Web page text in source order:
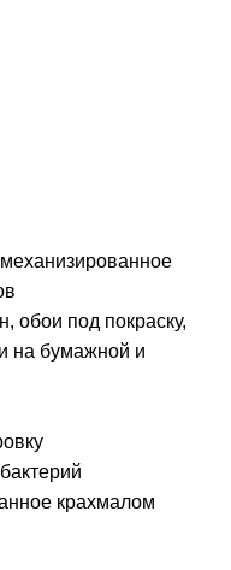
обои под покраску,
на бумажной и
крахмалом